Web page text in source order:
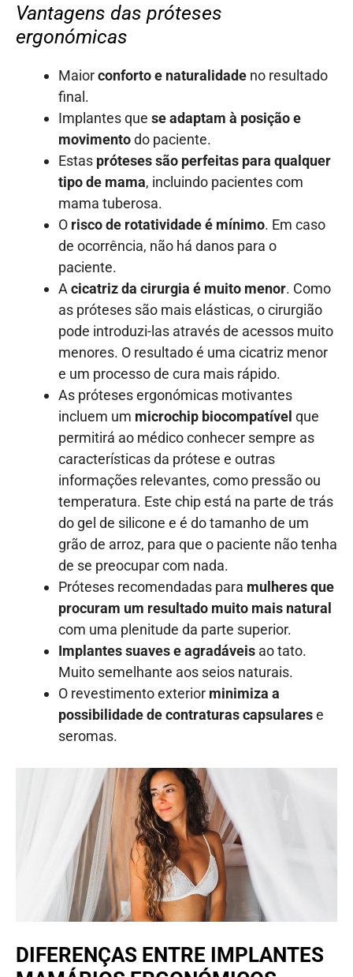
Vantagens das próteses
ergonómicas
Maiorconforto e naturalidade no resultado
final.
Implantes que se adaptam à posição e
movimentodo paciente.
Estas próteses são perfeitas para qualquer
tipo de mama, incluindo pacientes com
mama tuberosa.
O risco de rotatividade é mínimo. Em caso
de ocorrência, não há danos para o
paciente.
A cicatriz da cirurgia é muito menor. Como
as próteses são mais elásticas, o cirurgião
pode introduzi-las através de acessos muito
menores. O resultado é uma cicatriz menor
e um processo de cura mais rápido.
As próteses ergonómicas motivantes
incluem um microchip biocompatível que
permitirá ao médico conhecer sempre as
características da prótese e outras
informações relevantes, como pressão ou
temperatura. Este chip está na parte de trás
do gel de silicone e é do tamanho de um
grão de arroz, para que o paciente não tenha
de se preocupar com nada.
Próteses recomendadas para mulheres que
procuram um resultado muito mais natural
com uma plenitude da parte superior.
Implantes suaves e agradáveis ao tato.
Muito semelhante aos seios naturais.
O revestimento exterior minimiza a
possibilidade de contraturas capsularese
seromas.
DIFERENÇAS ENTRE IMPLANTES